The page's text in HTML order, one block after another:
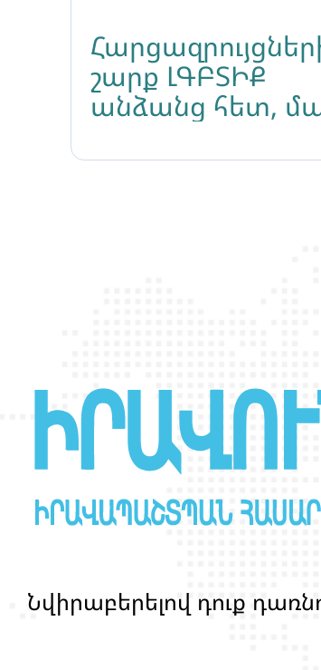
շարք ԼԳԲՏԻՔ
անձանց հետ,
Նվիրաբերելով դոք դառն